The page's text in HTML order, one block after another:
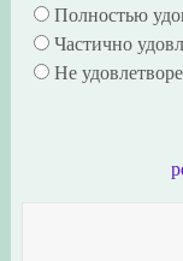
Полностью
Частично
Не